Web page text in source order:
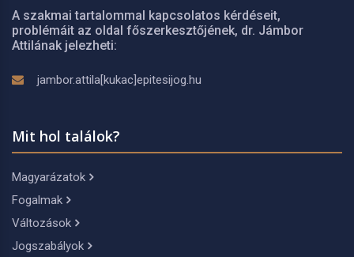
A szakmai tartalommal kapcsolatos kérdéseit,
problémáit az oldal főszerkesztőjének, dr. Jámbor
Attilának jelezheti:
jambor.attila[kukac]epitesijog.hu
Mit hol találok?
Magyarázatok
Fogalmak
Változások
Jogszabályok